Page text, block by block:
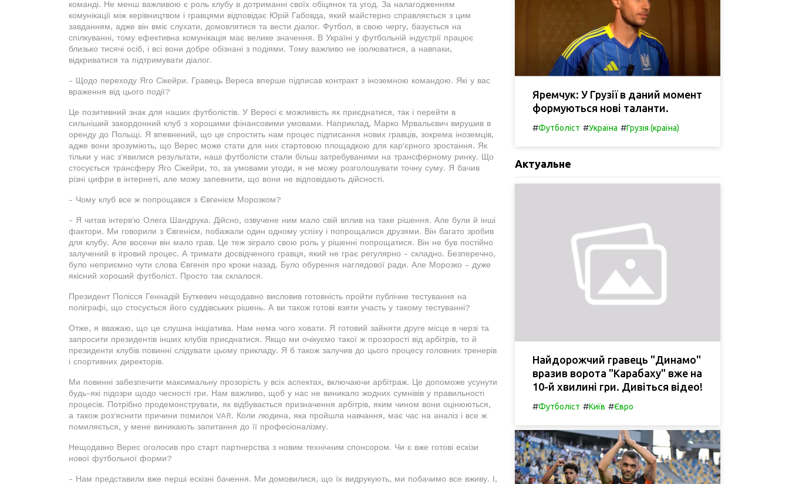
команді. Не менш важливою є роль клубу в дотриманні своїх обіцянок та угод. За налагодженням
комунікації між керівництвом і гравцями відповідає Юрій Габовда, який майстерно справляється з цим
завданням, адже він вміє слухати, домовлятися та вести діалог. Футбол, в свою чергу, базується на
спілкуванні, тому ефективна комунікація має велике значення. В Україні у футбольній індустрії працює
близько тисячі осіб, і всі вони добре обізнані з подіями. Тому важливо не ізолюватися, а навпаки,
відкриватися та підтримувати діалог.
- Щодо переходу Яго Сікейри. Гравець Вереса вперше підписав контракт з іноземною командою. Які у вас
враження від цього події?
Це позитивний знак для наших футболістів. У Вересі є можливість як приєднатися, так і перейти в
сильніший закордонний клуб з хорошими фінансовими умовами. Наприклад, Марко Мрвальєвич вирушив в
оренду до Польщі. Я впевнений, що це спростить нам процес підписання нових гравців, зокрема іноземців,
адже вони зрозуміють, що Верес може стати для них стартовою площадкою для кар'єрного зростання. Як
тільки у нас з'явилися результати, наші футболісти стали більш затребуваними на трансферному ринку. Що
стосується трансферу Яго Сікейри, то, за умовами угоди, я не можу розголошувати точну суму. Я бачив
різні цифри в інтернеті, але можу запевнити, що вони не відповідають дійсності.
- Чому клуб все ж попрощався з Євгенієм Морозком?
- Я читав інтерв'ю Олега Шандрука. Дійсно, озвучене ним мало свій вплив на таке рішення. Але були й інші
фактори. Ми говорили з Євгенієм, побажали один одному успіху і попрощалися друзями. Він багато зробив
для клубу. Але восени він мало грав. Це теж зіграло свою роль у рішенні попрощатися. Він не був постійно
залучений в ігровий процес. А тримати досвідченого гравця, який не грає регулярно - складно. Безперечно,
було неприємно чути слова Євгенія про кроки назад. Було обурення наглядової ради. Але Морозко - дуже
якісний хороший футболіст. Просто так склалося.
Президент Полісся Геннадій Буткевич нещодавно висловив готовність пройти публічне тестування на
поліграфі, що стосується його суддівських рішень. А ви також готові взяти участь у такому тестуванні?
Отже, я вважаю, що це слушна ініціатива. Нам нема чого ховати. Я готовий зайняти друге місце в черзі та
запросити президентів інших клубів приєднатися. Якщо ми очікуємо такої ж прозорості від арбітрів, то й
президенти клубів повинні слідувати цьому прикладу. Я б також залучив до цього процесу головних тренерів
і спортивних директорів.
Ми повинні забезпечити максимальну прозорість у всіх аспектах, включаючи арбітраж. Це допоможе усунути
будь-які підозри щодо чесності гри. Нам важливо, щоб у нас не виникало жодних сумнівів у правильності
процесів. Потрібно продемонструвати, як відбувається призначення арбітрів, яким чином вони оцінюються,
а також роз'яснити причини помилок VAR. Коли людина, яка пройшла навчання, має час на аналіз і все ж
помиляється, у мене виникають запитання до її професіоналізму.
Нещодавно Верес оголосив про старт партнерства з новим технічним спонсором. Чи є вже готові ескізи
нової футбольної форми?
- Нам представили вже перші ескізні бачення. Ми домовилися, що їх видрукують, ми побачимо все вживу. І,
Яремчук: У Грузії в даний момент
формуються нові таланти.
#Футболіст #Україна #Грузія (країна)
Актуальне
Найдорожчий гравець "Динамо"
вразив ворота "Карабаху" вже на
10-й хвилині гри. Дивіться відео!
#Футболіст #Київ #Євро